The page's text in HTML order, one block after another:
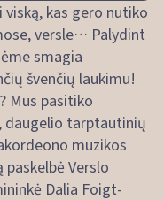
kas gero nutiko
versle… Palydint
smagia
švenčių laukimu!
Mus pasitiko
daugelio tarptautinių
muzikos
Verslo
Dalia Foigt-